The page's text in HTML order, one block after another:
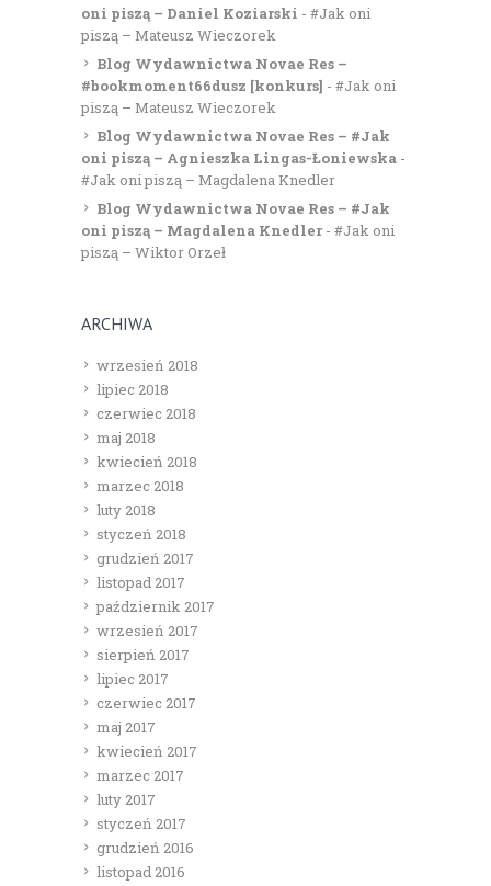
oni piszą – Daniel Koziarski - #Jak oni
piszą – Mateusz Wieczorek
Blog Wydawnictwa Novae Res –
#bookmoment66dusz [konkurs] - #Jak oni
piszą – Mateusz Wieczorek
Blog Wydawnictwa Novae Res – #Jak
oni piszą – Agnieszka Lingas-Łoniewska -
#Jak oni piszą – Magdalena Knedler
Blog Wydawnictwa Novae Res – #Jak
oni piszą – Magdalena Knedler- #Jak oni
piszą – Wiktor Orzeł
ARCHIWA
wrzesień 2018
lipiec 2018
czerwiec 2018
maj 2018
kwiecień 2018
marzec 2018
luty 2018
styczeń 2018
grudzień 2017
listopad 2017
październik 2017
wrzesień 2017
sierpień 2017
lipiec 2017
czerwiec 2017
maj 2017
kwiecień 2017
marzec 2017
luty 2017
styczeń 2017
grudzień 2016
listopad 2016